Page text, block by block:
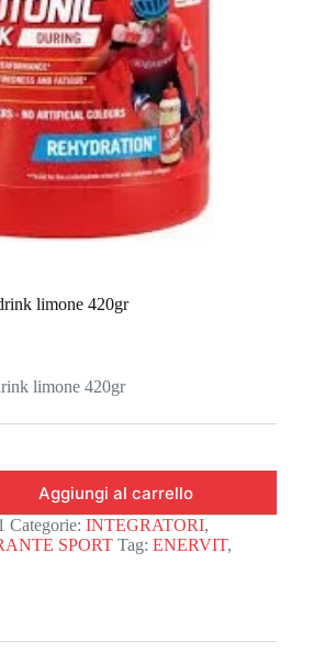
limone 420gr
limone 420gr
Aggiungi al carrello
Categorie: INTEGRATORI,
SPORT Tag: ENERVIT,